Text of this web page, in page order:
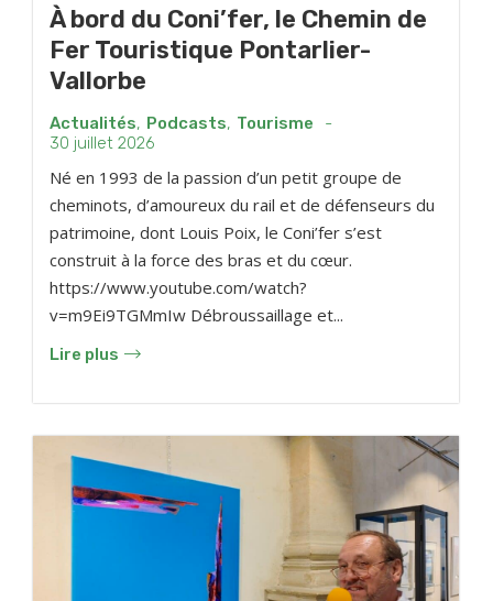
À bord du Coni’fer, le Chemin de
Fer Touristique Pontarlier-
Vallorbe
Actualités, Podcasts, Tourisme
-
30 juillet 2026
Né en 1993 de la passion d’un petit groupe de
cheminots, d’amoureux du rail et de défenseurs du
patrimoine, dont Louis Poix, le Coni’fer s’est
construit à la force des bras et du cœur.
https://www.youtube.com/watch?
v=m9Ei9TGMmIw Débroussaillage et...
Lire plus